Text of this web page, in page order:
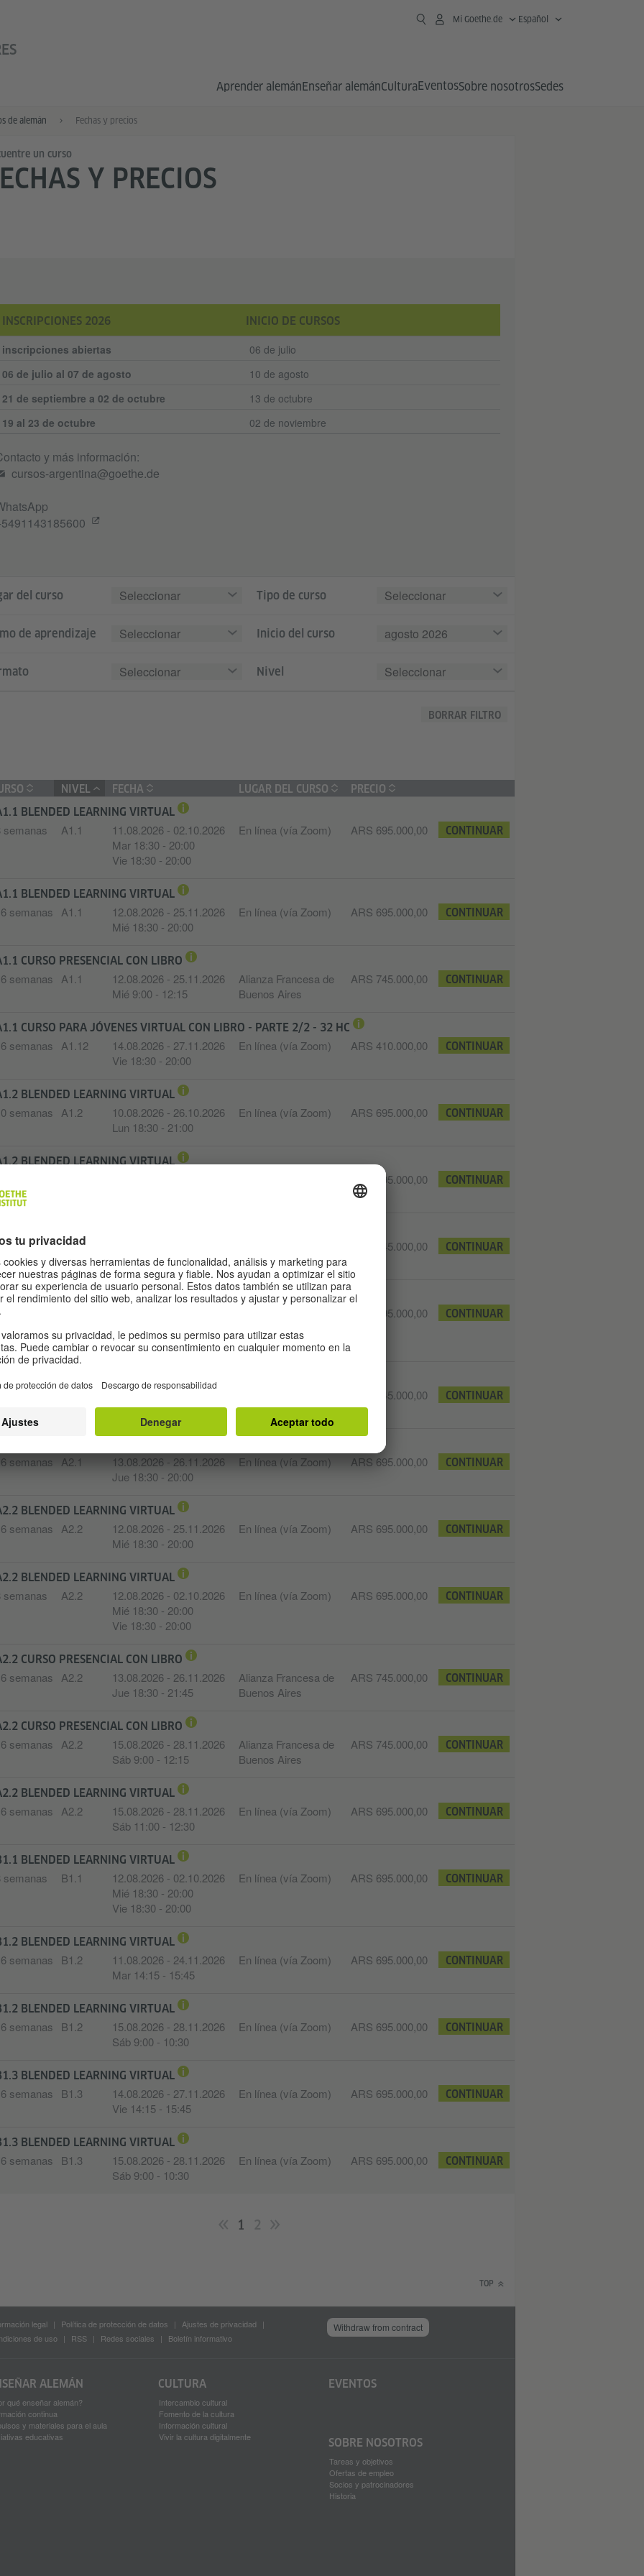
Mi Goethe.de Español
Aprender alemánEnseñar alemánCulturaEventosSobre nosotrosSedes
de alemán Fechas y precios
un curso
Y PRECIOS
INSCRIPCIONES 2026 INICIO DE CURSOS
inscripciones abiertas
06 de julio
06 de julio al 07 de agosto
10 de agosto
21 de septiembre a 02 de octubre
13 de octubre
19 al 23 de octubre
02 de noviembre
y más información:
cursos-argentina@goethe.de
del curso Seleccionar Tipo de curso Seleccionar
de aprendizaje Seleccionar Inicio del curso agosto 2026
Seleccionar Nivel Seleccionar
BORRAR FILTRO
NIVEL FECHA LUGAR DEL CURSO PRECIO
BLENDED LEARNING VIRTUAL
semanas A1.1
11.08.2026 - 02.10.2026
Mar 18:30 - 20:00
Vie 18:30 - 20:00
En línea (vía Zoom) ARS 695.000,00 CONTINUAR
BLENDED LEARNING VIRTUAL
semanas A1.1
12.08.2026 - 25.11.2026
Mié 18:30 - 20:00
En línea (vía Zoom) ARS 695.000,00 CONTINUAR
CURSO PRESENCIAL CON LIBRO
semanas A1.1
12.08.2026 - 25.11.2026
Mié 9:00 - 12:15
Alianza Francesa de
Buenos Aires
ARS 745.000,00 CONTINUAR
CURSO PARA JÓVENES VIRTUAL CON LIBRO - PARTE 2/2 - 32 HC
semanas A1.12
14.08.2026 - 27.11.2026
Vie 18:30 - 20:00
En línea (vía Zoom) ARS 410.000,00 CONTINUAR
BLENDED LEARNING VIRTUAL
semanas A1.2
10.08.2026 - 26.10.2026
Lun 18:30 - 21:00
En línea (vía Zoom) ARS 695.000,00 CONTINUAR
BLENDED LEARNING VIRTUAL
ARS 695.000,00 CONTINUAR
semanas A1.2
Mié 18:30 - 21:45
Buenos Aires
ARS 745.000,00 CONTINUAR
BLENDED LEARNING VIRTUAL
Mar 19:00 - 20:30
Jue 19:00 - 20:30
ARS 695.000,00 CONTINUAR
semanas
11.08.2026 - 24.11.2026
Mar 18:30 - 21:45
Buenos Aires
ARS 745.000,00 CONTINUAR
semanas A2.1
13.08.2026 - 26.11.2026
Jue 18:30 - 20:00
En línea (vía Zoom) ARS 695.000,00 CONTINUAR
BLENDED LEARNING VIRTUAL
semanas A2.2
12.08.2026 - 25.11.2026
Mié 18:30 - 20:00
En línea (vía Zoom) ARS 695.000,00 CONTINUAR
BLENDED LEARNING VIRTUAL
semanas A2.2
12.08.2026 - 02.10.2026
Mié 18:30 - 20:00
Vie 18:30 - 20:00
En línea (vía Zoom) ARS 695.000,00 CONTINUAR
CURSO PRESENCIAL CON LIBRO
semanas A2.2
13.08.2026 - 26.11.2026
Jue 18:30 - 21:45
Alianza Francesa de
Buenos Aires
ARS 745.000,00 CONTINUAR
CURSO PRESENCIAL CON LIBRO
semanas A2.2
15.08.2026 - 28.11.2026
Sáb 9:00 - 12:15
Alianza Francesa de
Buenos Aires
ARS 745.000,00 CONTINUAR
BLENDED LEARNING VIRTUAL
semanas A2.2
15.08.2026 - 28.11.2026
Sáb 11:00 - 12:30
En línea (vía Zoom) ARS 695.000,00 CONTINUAR
BLENDED LEARNING VIRTUAL
semanas B1.1
12.08.2026 - 02.10.2026
Mié 18:30 - 20:00
Vie 18:30 - 20:00
En línea (vía Zoom) ARS 695.000,00 CONTINUAR
BLENDED LEARNING VIRTUAL
semanas B1.2
11.08.2026 - 24.11.2026
Mar 14:15 - 15:45
En línea (vía Zoom) ARS 695.000,00 CONTINUAR
BLENDED LEARNING VIRTUAL
semanas B1.2
15.08.2026 - 28.11.2026
Sáb 9:00 - 10:30
En línea (vía Zoom) ARS 695.000,00 CONTINUAR
BLENDED LEARNING VIRTUAL
semanas B1.3
14.08.2026 - 27.11.2026
Vie 14:15 - 15:45
En línea (vía Zoom) ARS 695.000,00 CONTINUAR
BLENDED LEARNING VIRTUAL
semanas B1.3
15.08.2026 - 28.11.2026
Sáb 9:00 - 10:30
En línea (vía Zoom) ARS 695.000,00 CONTINUAR
1 2
TOP
legal Política de protección de datos
Ajustes de privacidad
de uso
RSS Redes sociales Boletín informativo
Withdraw from contract
ALEMÁN
qué enseñar alemán?
continua
y materiales para el aula
educativas
CULTURA
Intercambio cultural
Fomento de la cultura
Información cultural
Vivir la cultura digitalmente
EVENTOS
SOBRE NOSOTROS
Tareas y objetivos
Ofertas de empleo
Socios y patrocinadores
Historia